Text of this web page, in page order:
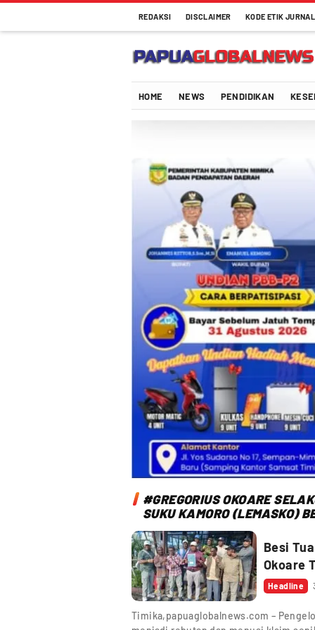
REDAKSI DISCLAIMER KODE ETIK
Papuaglobalnews.com
Menulis Fakta dengan Hati Bening
HOME NEWS PENDIDIKAN
#GREGORIUS OKOARE
SUKU KAMORO (LEMASKO)
Besi
Okoare
Headline
Timika,papuaglobalnews.com –